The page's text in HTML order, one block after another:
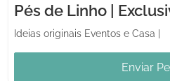
Pés de Linho |
Ideias originais Eventos e Casa
Enviar